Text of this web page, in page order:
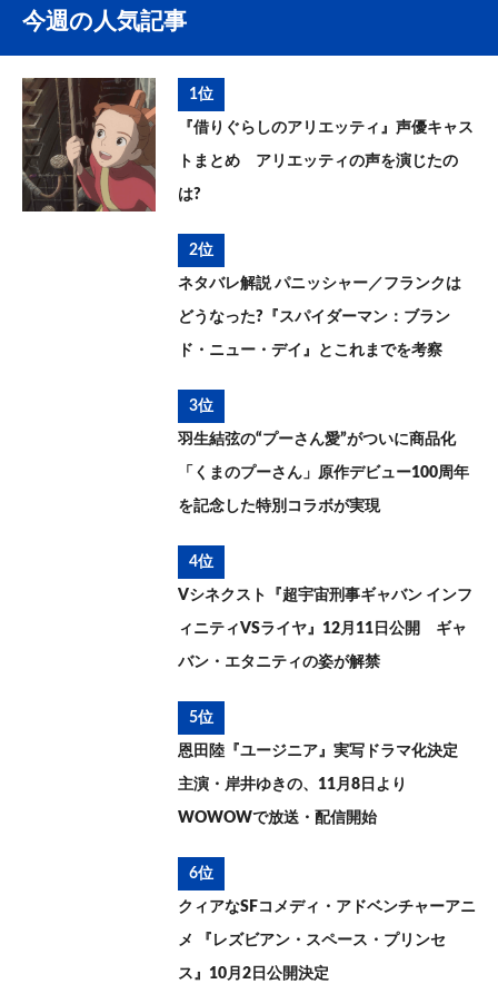
今週の人気記事
1位
『借りぐらしのアリエッティ』声優キャス
トまとめ アリエッティの声を演じたの
は?
2位
ネタバレ解説 パニッシャー／フランクは
どうなった?『スパイダーマン：ブラン
ド・ニュー・デイ』とこれまでを考察
3位
羽生結弦の“プーさん愛”がついに商品化
「くまのプーさん」原作デビュー100周年
を記念した特別コラボが実現
4位
Vシネクスト『超宇宙刑事ギャバン インフ
ィニティVSライヤ』12月11日公開 ギャ
バン・エタニティの姿が解禁
5位
恩田陸『ユージニア』実写ドラマ化決定
主演・岸井ゆきの、11月8日より
WOWOWで放送・配信開始
6位
クィアなSFコメディ・アドベンチャーアニ
メ 『レズビアン・スペース・プリンセ
ス』10月2日公開決定